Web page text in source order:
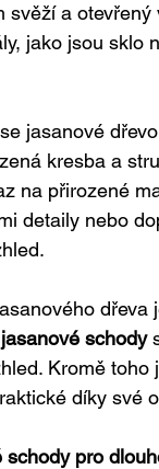
svěží a
jako jsou sklo
jasanové
kresba a
na přirozené
detaily nebo
jasanové schody
Kromě
díky své
pro